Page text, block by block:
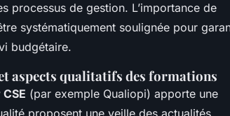
processus de gestion. L’importance de
systématiquement soulignée pour
budgétaire.
aspects qualitatifs des formations
(par exemple Qualiopi) apporte une
proposent une veille des actualités